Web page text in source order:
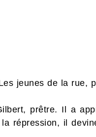
jeunes de la rue,
prêtre. Il a
répression, il